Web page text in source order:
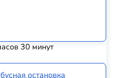
30 минут
остановка